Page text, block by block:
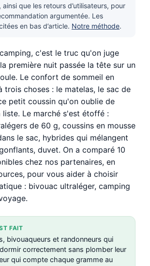
que les retours d’utilisateurs, pour
argumentée. Les
en bas d’article. Notre méthode.
c'est le truc qu'on juge
première nuit passée la tête sur un
Le confort de sommeil en
trois choses : le matelas, le sac de
petit coussin qu'on oublie de
liste. Le marché s'est étoffé :
de 60 g, coussins en mousse
le sac, hybrides qui mélangent
duvet. On a comparé 10
chez nos partenaires, en
pour vous aider à choisir
: bivouac ultraléger, camping
FAIT
bivouaqueurs et randonneurs qui
correctement sans plomber leur
qui compte chaque gramme au